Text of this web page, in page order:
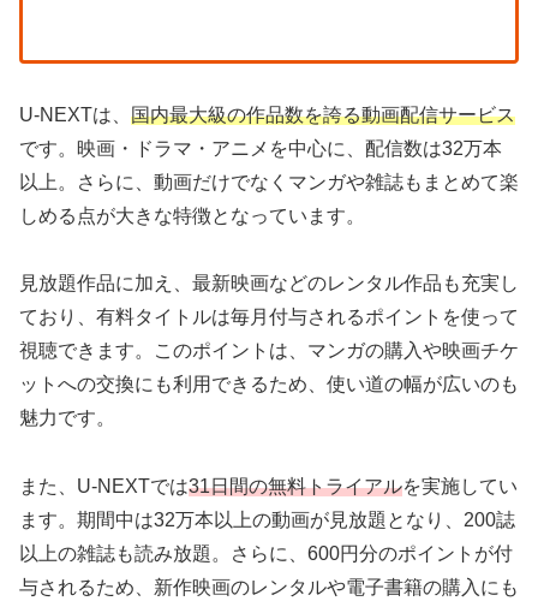
U-NEXTは、 国内最大級の作品数を誇る動画配信サービス
です。映画・ドラマ・アニメを中心に、配信数は32万本
以上。さらに、動画だけでなくマンガや雑誌もまとめて楽
しめる点が大きな特徴となっています。
見放題作品に加え、最新映画などのレンタル作品も充実し
ており、有料タイトルは毎月付与されるポイントを使って
視聴できます。このポイントは、マンガの購入や映画チケ
ットへの交換にも利用できるため、使い道の幅が広いのも
魅力です。
また、U-NEXTでは31日間の無料トライアルを実施してい
ます。期間中は32万本以上の動画が見放題となり、200誌
以上の雑誌も読み放題。さらに、600円分のポイントが付
与されるため、新作映画のレンタルや電子書籍の購入にも